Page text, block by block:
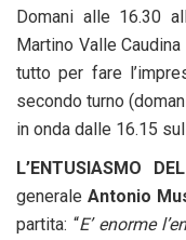
Domani alle 16.30
Martino Valle
tutto per fare
secondo turno
in onda dalle 16.15
L’ENTUSIASMO
generaleAntonio
partita: “E’ enorme